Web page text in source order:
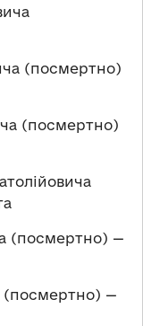
(посмертно)
(посмертно)
(посмертно) —
(посмертно) —